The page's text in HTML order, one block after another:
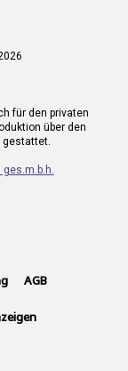
für den privaten
über den
gestattet.
AGB